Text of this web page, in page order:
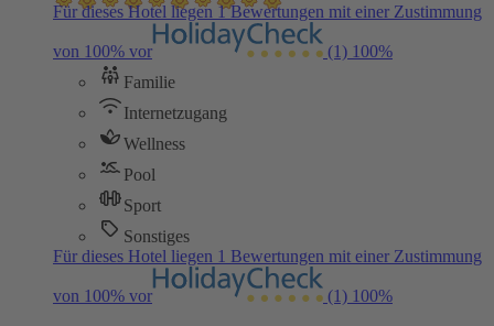
Für dieses Hotel liegen 1 Bewertungen mit einer Zustimmung
von 100% vor (1) 100%
Familie
Internetzugang
Wellness
Pool
Sport
Sonstiges
Für dieses Hotel liegen 1 Bewertungen mit einer Zustimmung
von 100% vor (1) 100%